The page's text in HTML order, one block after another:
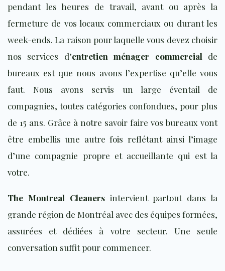
pendant les heures de travail, avant ou après la
fermeture de vos locaux commerciaux ou durant les
week-ends. La raison pour laquelle vous devez choisir
nos services d’entretien ménager commercial de
bureaux est que nous avons l’expertise qu’elle vous
faut. Nous avons servis un large éventail de
compagnies, toutes catégories confondues, pour plus
de 15 ans. Grâce à notre savoir faire vos bureaux vont
être embellis une autre fois reflétant ainsi l’image
d’une compagnie propre et accueillante qui est la
votre.
The Montreal Cleanersintervient partout dans la
grande région de Montréal avec des équipes formées,
assurées et dédiées à votre secteur. Une seule
conversation suffit pour commencer.